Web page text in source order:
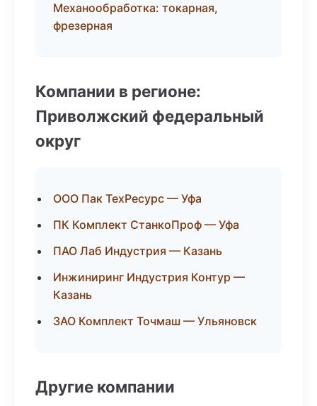
Механообработка: токарная,
фрезерная
Компании в регионе:
Приволжский федеральный
округ
ООО Пак ТехРесурс — Уфа
ПК Комплект СтанкоПроф — Уфа
ПАО Лаб Индустрия — Казань
Инжиниринг Индустрия Контур —
Казань
ЗАО Комплект Точмаш — Ульяновск
Другие компании